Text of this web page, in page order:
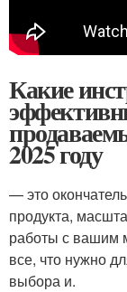
Какие
2025 году
— это
продукта,
работы с вашим
все, что нужно
выбора и.